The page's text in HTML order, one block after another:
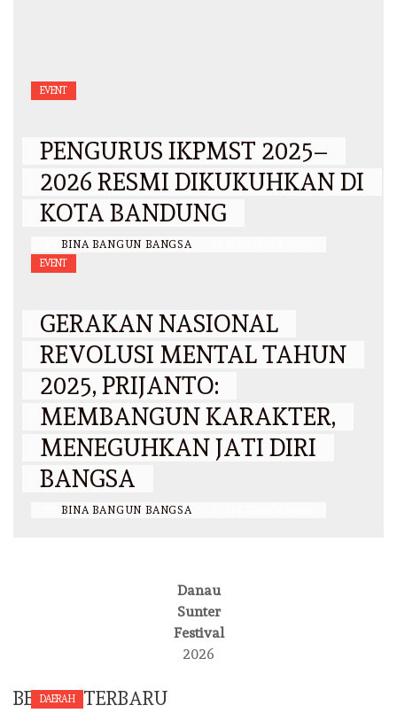
EVENT
PENGURUS IKPMST 2025–
2026 RESMI DIKUKUHKAN DI
KOTA BANDUNG
BINA BANGUN BANGSA
EVENT
GERAKAN NASIONAL
REVOLUSI MENTAL TAHUN
2025, PRIJANTO:
MEMBANGUN KARAKTER,
MENEGUHKAN JATI DIRI
BANGSA
BINA BANGUN BANGSA
Danau
Sunter
Festival
2026
BERITA TERBARU
DAERAH